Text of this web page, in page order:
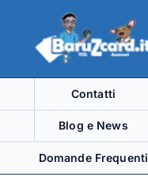
del
negozio"
Contatti
Blog e News
Domande Frequenti